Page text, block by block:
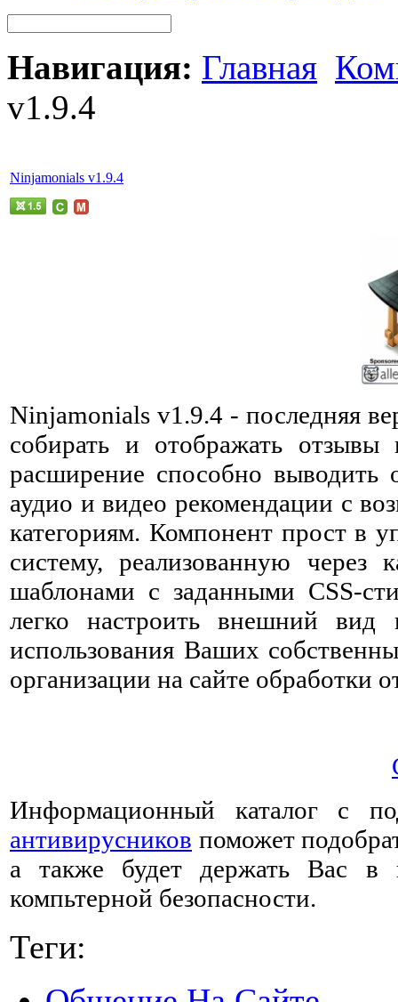
Навигация: Главная
v1.9.4
Ninjamonials v1.9.4
Ninjamonials v1.9.4 - последняя
собирать и отображать отзывы
расширение способно выводить
аудио и видео рекомендации с
категориям. Компонент прост в
систему, реализованную через
шаблонами с заданными CSS-
легко настроить внешний вид
использования Ваших
организации на сайте обработки
Информационный каталог с
антивирусников поможет
а также будет держать Вас в
компьтерной безопасности.
Теги: